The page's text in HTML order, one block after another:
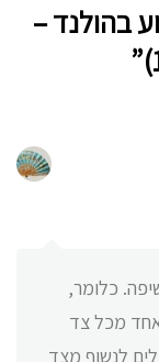
בהולנד –
”
כלומר,
אחד מכל צד
לנשוף מצד